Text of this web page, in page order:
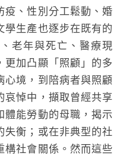
疫、性別分工鬆動、婚
學生產也逐步在既有的
老年與死亡、醫療現
更加凸顯「照顧」的多
心境，到陪病者與照顧
哀悼中，擷取曾經共享
體能勞動的母職，揭示
失衡；或在非典型的社
構社會關係。然而這些